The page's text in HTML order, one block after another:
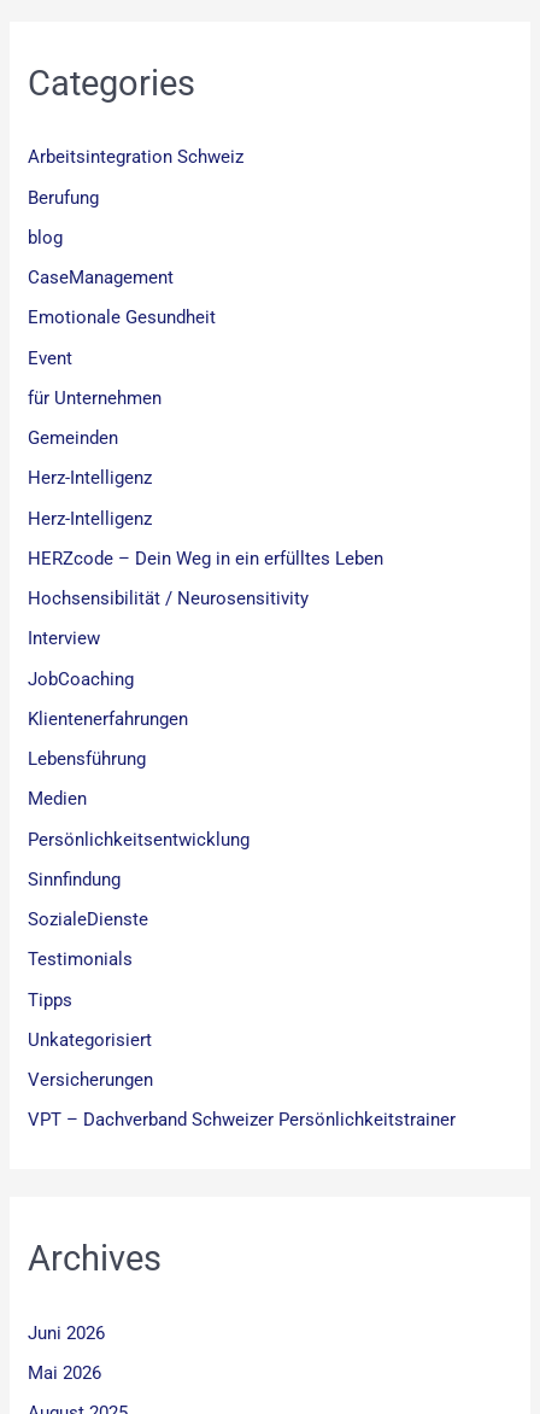
Categories
Arbeitsintegration Schweiz
Berufung
blog
CaseManagement
Emotionale Gesundheit
Event
für Unternehmen
Gemeinden
Herz-Intelligenz
Herz-Intelligenz
HERZcode – Dein Weg in ein erfülltes Leben
Hochsensibilität / Neurosensitivity
Interview
JobCoaching
Klientenerfahrungen
Lebensführung
Medien
Persönlichkeitsentwicklung
Sinnfindung
SozialeDienste
Testimonials
Tipps
Unkategorisiert
Versicherungen
VPT – Dachverband Schweizer Persönlichkeitstrainer
Archives
Juni 2026
Mai 2026